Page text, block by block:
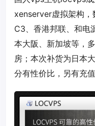
xenserver虚拟架构
C3、香港邦联、和电
本大阪、新加坡等，
房；本次补货为日本
分有性价比，另有充